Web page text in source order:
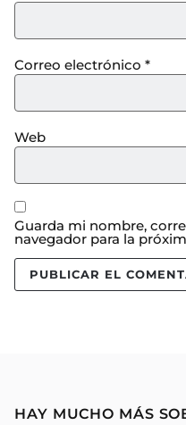
Correo electrónico *
Web
Guarda mi nombre,
navegador para la
HAY MUCHO MÁS